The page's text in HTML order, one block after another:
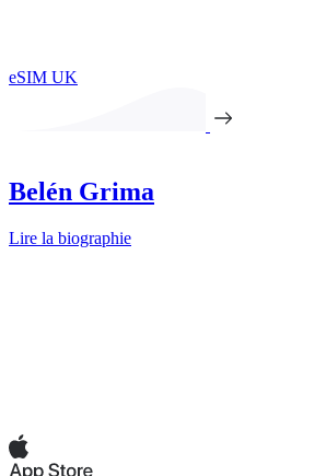
eSIM UK
Belén Grima
Lire la biographie